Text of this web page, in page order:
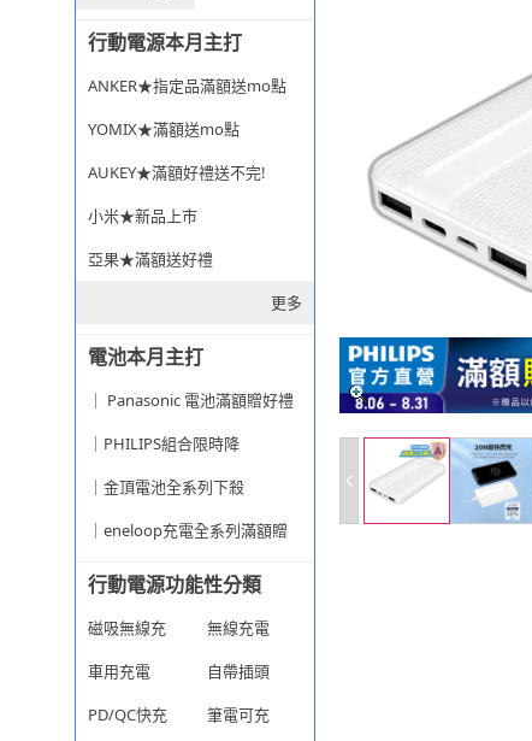
行動電源本月主打
ANKER★指定品滿額送mo點
YOMIX★滿額送mo點
AUKEY★滿額好禮送不完!
小米★新品上市
亞果★滿額送好禮
更多
電池本月主打
｜ Panasonic 電池滿額贈好禮
｜PHILIPS組合限時降
｜金頂電池全系列下殺
｜eneloop充電全系列滿額贈
行動電源功能性分類
磁吸無線充
無線充電
車用充電
自帶插頭
PD/QC快充
筆電可充